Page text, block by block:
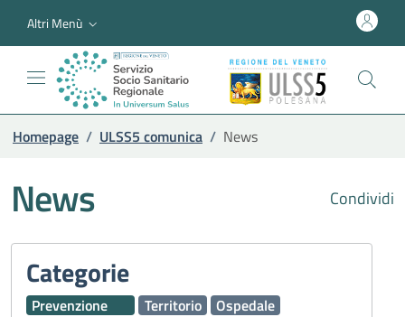
Altri Menù
Homepage / ULSS5 comunica / News
Condividi
News
Categorie
Prevenzione Territorio
Ospedale